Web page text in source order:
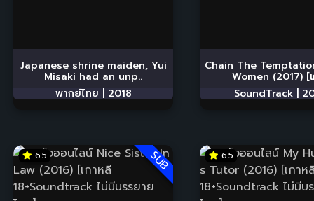
Japanese shrine maiden, Yui
Misaki had an unp..
พากย์ไทย | 2018
Chain The
Women (2017) [เ
SoundTrack |
SUB
6.5 6.5